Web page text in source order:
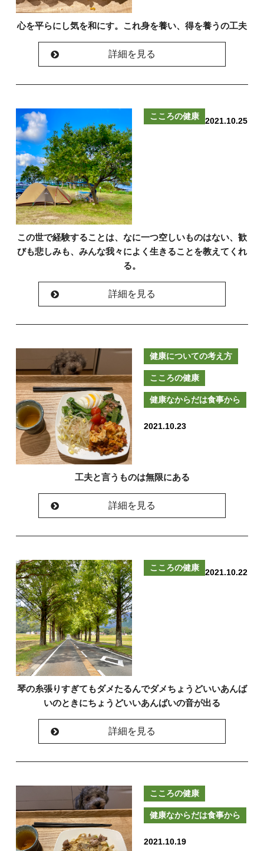
心を平らにし気を和にす。これ身を養い、得を養うの工夫
詳細を見る
こころの健康 2021.10.25
この世で経験することは、なに一つ空しいものはない、歓
びも悲しみも、みんな我々によく生きることを教えてくれ
る。
詳細を見る
健康についての考え方
こころの健康
健康なからだは食事から
2021.10.23
工夫と言うものは無限にある
詳細を見る
こころの健康 2021.10.22
琴の糸張りすぎてもダメたるんでダメちょうどいいあんば
いのときにちょうどいいあんばいの音が出る
詳細を見る
こころの健康
健康なからだは食事から
2021.10.19